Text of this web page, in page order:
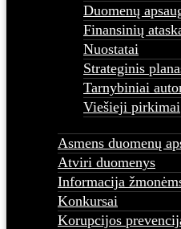
Duomenų
Finansinių
Nuostatai
Strateginis
Tarnybiniai
Viešieji pirkimai
Asmens duomenų
Atviri duomenys
Informacija
Konkursai
Korupcijos